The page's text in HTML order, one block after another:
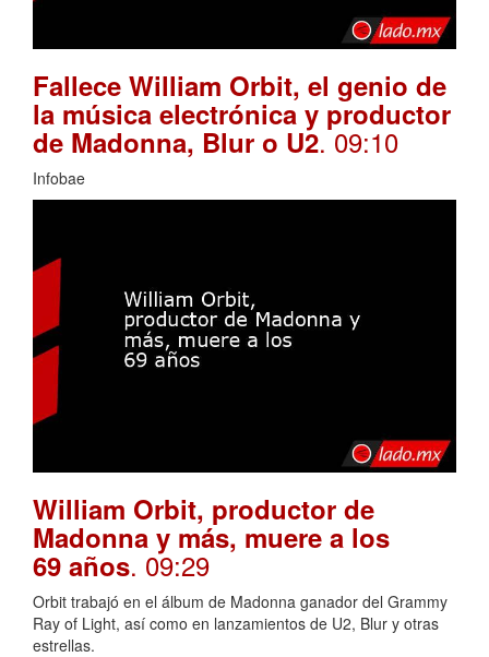
Fallece William Orbit, el genio de
la música electrónica y productor
de Madonna, Blur o U2. 09:10
Infobae
William Orbit, productor de
Madonna y más, muere a los
69 años. 09:29
Orbit trabajó en el álbum de Madonna ganador del Grammy
Ray of Light, así como en lanzamientos de U2, Blur y otras
estrellas.